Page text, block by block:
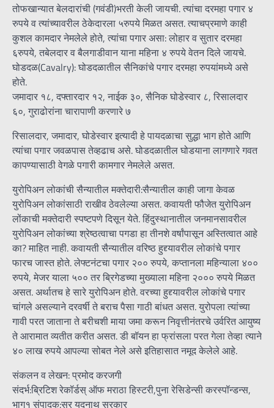
तोफखान्यात बेलदारांची (गवंडी)भरती केली जायची. त्यांचा दरमहा पगार ४
रुपये व त्यांच्यावरील ठेकेदारला ५रुपये मिळत असत. त्याचप्रमाणे काही
कुशल कामदार नेमलेले होते, त्यांचा पगार असा: लोहार व सुतार दरमहा
६रुपये, तबेलदार व बैलगाडीवान याना महिना ४ रुपये वेतन दिले जायचे.
घोडदळ(Cavalry): घोडदळातील सैनिकांचे पगार दरमहा रुपयांमध्ये असे
होते.
जमादार १८, दफ्तारदार १२, नाईक ३०, सैनिक घोडेस्वार ८, रिसालदार
६०, गुराढोरांना चारापाणी करणारे ७
रिसालदार, जमादार, घोडेस्वार इत्यादी हे पायदळाचा सुद्धा भाग होते आणि
त्यांचा पगार जवळपास तेव्हढाच असे. घोडदळातील घोडयाना लागणारे गवत
कापण्यासाठी वेगळे पगारी कामगार नेमलेले असत.
युरोपिअन लोकांची सैन्यातील मक्तेदारी:सैन्यातील काही जागा केवळ
युरोपिअन लोकांसाठी राखीव ठेवलेल्या असत. कवायती फौजेत युरोपिअन
लोंकाची मक्तेदारी स्पष्टपणे दिसून येते. हिंदुस्थानातील जनमानसावरील
युरोपिअन लोकांच्या श्रेष्ठत्वाचा पगडा हा तीनशे वर्षांपासून अस्तित्वात आहे
का? माहित नाही. कवायती सैन्यातील वरिष्ठ हुद्द्यावरील लोकांचे पगार
फारच जास्त होते. लेफ्टनंटचा पगार २०० रुपये, कप्तानला महिन्याला ४००
रुपये, मेजर याला ५०० तर ब्रिगेडच्या मुख्याला महिना २००० रुपये मिळत
असत. अर्थातच हे सारे युरोपिअन होते. वरच्या हुद्द्यावरील लोकांचे पगार
चांगले असल्याने दरवर्षी ते बराच पैसा गाठी बांधत असत. युरोपला त्यांच्या
गावी परत जाताना ते बरीचशी माया जमा करून निवृत्तीनंतरचे उर्वरित आयुष्य
ते आरामात व्यतीत करीत असत. डी बॉयन हा फ्रांसला परत गेला तेव्हा त्याने
४० लाख रुपये आपल्या सोबत नेले असे इतिहासात नमूद केलेले आहे.
संकलन व लेखन: प्रमोद करजगी
संदर्भ:ब्रिटिश रेकॉर्डस् ऑफ मराठा हिस्टरी,पुना रेसिडेन्सी करस्पॉन्डन्स,
भाग१ संपादक:सर यदुनाथ सरकार